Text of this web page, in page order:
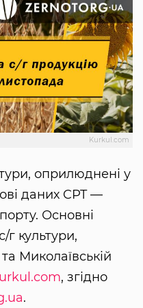
Kurkul.com
оприлюднені у
даних CPT —
Основні
культури,
Миколаївській
, згідно
.